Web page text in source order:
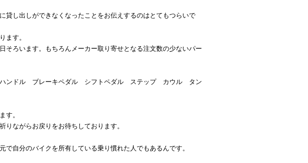
貸し出しができなくなったことをお伝えするのはとてもつらいで
ます。
そろいます。もちろんメーカー取り寄せとなる注文数の少ないパー
ンドル ブレーキペダル シフトペダル ステップ カウル タン
す。
ながらお戻りをお待ちしております。
自分のバイクを所有している乗り慣れた人でもあるんです。